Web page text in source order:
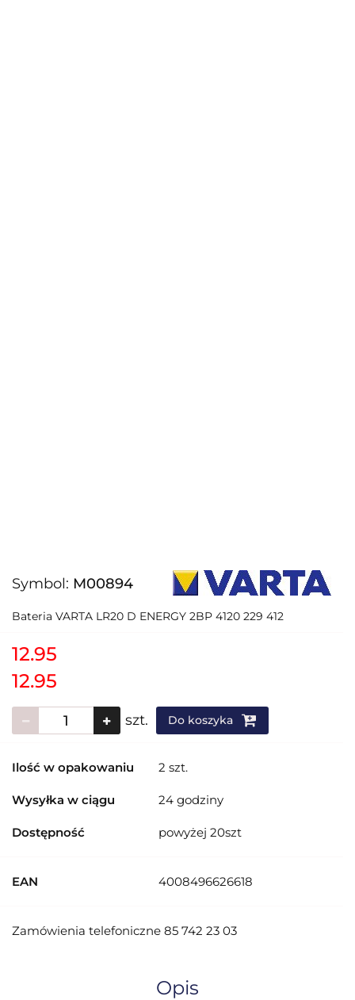
Symbol: M00894
Bateria VARTA LR20 D ENERGY 2BP 4120 229 412
12.95
12.95
szt. Do koszyka
Ilość w opakowaniu 2 szt.
Wysyłka w ciągu 24 godziny
Dostępność powyżej 20szt
EAN 4008496626618
Zamówienia telefoniczne 85 742 23 03
Opis